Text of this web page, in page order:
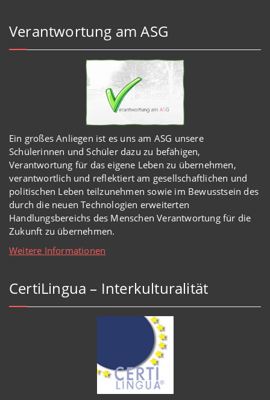
Verantwortung am ASG
Ein großes Anliegen ist es uns am ASG unsere
Schülerinnen und Schüler dazu zu befähigen,
Verantwortung für das eigene Leben zu übernehmen,
verantwortlich und reflektiert am gesellschaftlichen und
politischen Leben teilzunehmen sowie im Bewusstsein des
durch die neuen Technologien erweiterten
Handlungsbereichs des Menschen Verantwortung für die
Zukunft zu übernehmen.
Weitere Informationen
CertiLingua – Interkulturalität